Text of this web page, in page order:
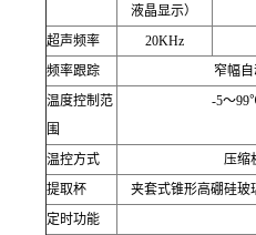
液晶显示）
超声频率
20KHz
频率跟踪
窄幅
温度控制范
围
-5～99
温控方式
压缩
提取杯
夹套式锥形高硼硅玻
定时功能